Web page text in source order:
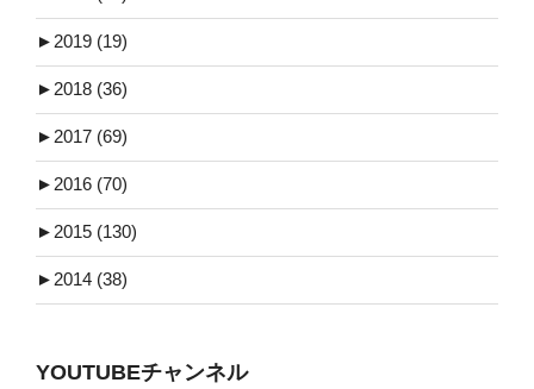
► 2019 (19)
► 2018 (36)
► 2017 (69)
► 2016 (70)
► 2015 (130)
► 2014 (38)
YOUTUBEチャンネル